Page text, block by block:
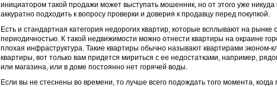
инициатором такой продажи может выступать мошенник, но от этого уже никуда
аккуратно подходить к вопросу проверки и доверия к продавцу перед покупкой.
Есть и стандартная категория недорогих квартир, которые всплывают на рынке
периодичностью. К такой недвижимости можно отнести квартиры на окраине
плохая инфраструктура. Такие квартиры обычно называют квартирами эконом-
квартиры, вот только вам придется мириться с ее недостатками, например,
или магазина, или в доме постоянно нет горячей воды.
Если вы не стеснены во времени, то лучше всего подождать того момента, когда